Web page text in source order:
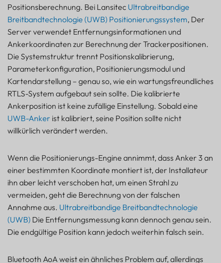
Positionsberechnung. Bei Lansitec Ultrabreitbandige
Breitbandtechnologie (UWB) Positionierungssystem, Der
Server verwendet Entfernungsinformationen und
Ankerkoordinaten zur Berechnung der Trackerpositionen.
Die Systemstruktur trennt Positionskalibrierung,
Parameterkonfiguration, Positionierungsmodul und
Kartendarstellung – genau so, wie ein wartungsfreundliches
RTLS-System aufgebaut sein sollte. Die kalibrierte
Ankerposition ist keine zufällige Einstellung. Sobald eine
UWB-Anker ist kalibriert, seine Position sollte nicht
willkürlich verändert werden.
Wenn die Positionierungs-Engine annimmt, dass Anker 3 an
einer bestimmten Koordinate montiert ist, der Installateur
ihn aber leicht verschoben hat, um einen Strahl zu
vermeiden, geht die Berechnung von der falschen
Annahme aus. Ultrabreitbandige Breitbandtechnologie
(UWB) Die Entfernungsmessung kann dennoch genau sein.
Die endgültige Position kann jedoch weiterhin falsch sein.
Bluetooth AoA weist ein ähnliches Problem auf, allerdings